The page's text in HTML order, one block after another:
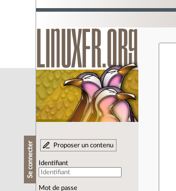
Se connecter Proposer un contenu
Identifiant
Mot de passe